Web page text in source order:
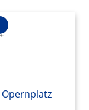
Opernplatz